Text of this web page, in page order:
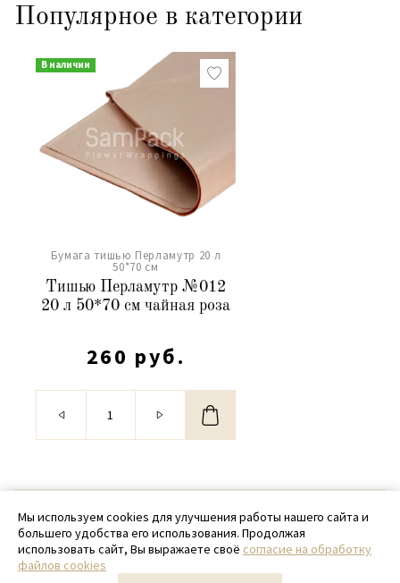
Популярное в категории
В наличии
Бумага тишью Перламутр 20 л
50*70 см
Тишью Перламутр №012
20 л 50*70 см чайная роза
260 руб.
© 2020 - 2026 SamPack
+ 7 (918) 699-97-87
zakaz@sampack.store
Мы используем cookies для улучшения работы нашего сайта и
большего удобства его использования. Продолжая
использовать сайт, Вы выражаете своё согласие на обработку
файлов cookies